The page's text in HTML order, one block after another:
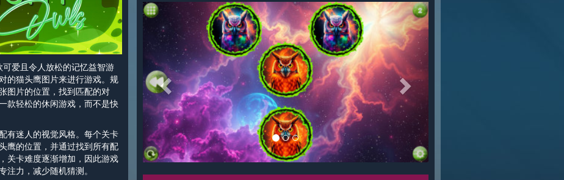
可爱且令人放松的记忆益智游
的猫头鹰图片来进行游戏。规
图片的位置，找到匹配的对
款轻松的休闲游戏，而不是快
有迷人的视觉风格。每个关卡
鹰的位置，并通过找到所有配
关卡难度逐渐增加，因此游戏
注力，减少随机猜测。
>